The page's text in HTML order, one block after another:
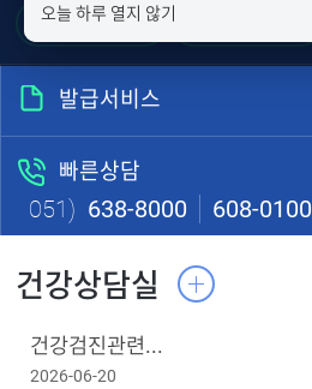
오늘 하루 열지 않기
진료일정표
발급서비스
빠른상담
051) 638-8000 608-0100
건강상담실
건강검진관련...
2026-06-20